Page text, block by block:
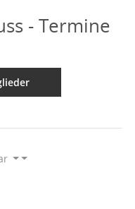
- Termine